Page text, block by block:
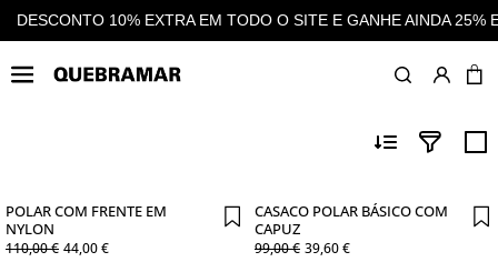
25% EM CASHBACK EM TODAS AS COMPRAS DESCONTO
POLAR COM FRENTE EM
NYLON
110,00€ 44,00€
CASACO POLAR BÁSICO COM
CAPUZ
99,00€ 39,60€